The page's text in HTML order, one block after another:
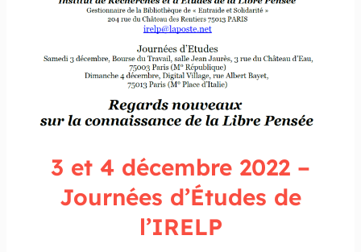
3 et 4 décembre 2022 –
Journées d’Études de
l’IRELP